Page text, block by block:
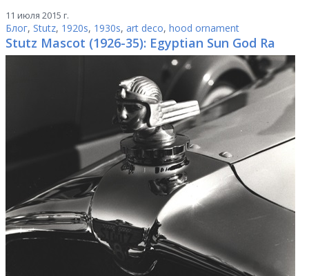
11 июля 2015 г.
Блог, Stutz, 1920s, 1930s, art deco, hood ornament
Stutz Mascot (1926-35): Egyptian Sun God Ra